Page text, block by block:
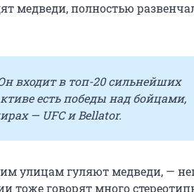
медведи, полностью
входит в топ-20 сильнейших
есть победы над бойцами,
— UFC и Bellator.
улицам гуляют медведи, —
тоже говорят много